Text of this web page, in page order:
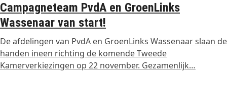
Campagneteam PvdA en GroenLinks
Wassenaar van start!
De afdelingen van PvdA en GroenLinks Wassenaar slaan de
handen ineen richting de komende Tweede
Kamerverkiezingen op 22 november. Gezamenlijk…